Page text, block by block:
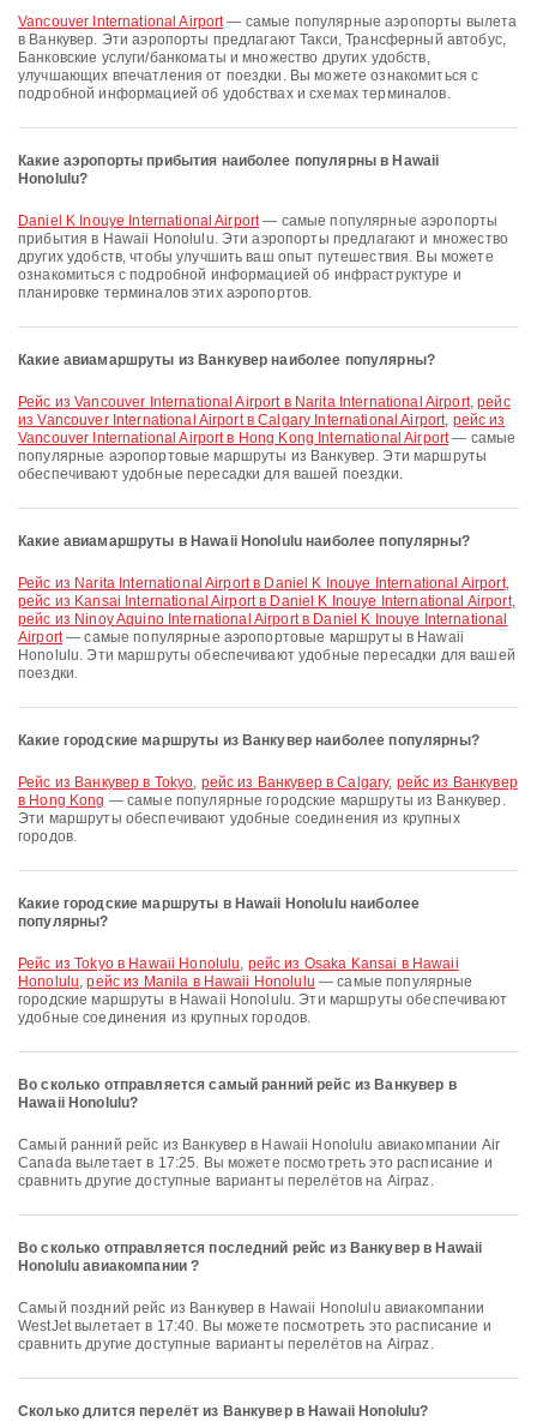
Vancouver International Airport— самые популярные аэропорты вылета
в Ванкувер. Эти аэропорты предлагают Такси, Трансферный автобус,
Банковские услуги/банкоматы и множество других удобств,
улучшающих впечатления от поездки. Вы можете ознакомиться с
подробной информацией об удобствах и схемах терминалов.
Какие аэропорты прибытия наиболее популярны в Hawaii
Honolulu?
Daniel K Inouye International Airport— самые популярные аэропорты
прибытия в Hawaii Honolulu. Эти аэропорты предлагают и множество
других удобств, чтобы улучшить ваш опыт путешествия. Вы можете
ознакомиться с подробной информацией об инфраструктуре и
планировке терминалов этих аэропортов.
Какие авиамаршруты из Ванкувер наиболее популярны?
рейс из Vancouver International Airport в Narita International Airport,рейс
из Vancouver International Airport в Calgary International Airport, рейс из
Vancouver International Airport в Hong Kong International Airport— самые
популярные аэропортовые маршруты из Ванкувер. Эти маршруты
обеспечивают удобные пересадки для вашей поездки.
Какие авиамаршруты в Hawaii Honolulu наиболее популярны?
рейс из Narita International Airport в Daniel K Inouye International Airport,
рейс из Kansai International Airport в Daniel K Inouye International Airport,
рейс из Ninoy Aquino International Airport в Daniel K Inouye International
Airport— самые популярные аэропортовые маршруты в Hawaii
Honolulu. Эти маршруты обеспечивают удобные пересадки для вашей
поездки.
Какие городские маршруты из Ванкувер наиболее популярны?
рейс из Ванкувер в Tokyo, рейс из Ванкувер в Calgary, рейс из Ванкувер
в Hong Kong — самые популярные городские маршруты из Ванкувер.
Эти маршруты обеспечивают удобные соединения из крупных
городов.
Какие городские маршруты в Hawaii Honolulu наиболее
популярны?
рейс из Tokyo в Hawaii Honolulu, рейс из Osaka Kansai в Hawaii
Honolulu,рейс из Manila в Hawaii Honolulu — самые популярные
городские маршруты в Hawaii Honolulu. Эти маршруты обеспечивают
удобные соединения из крупных городов.
Во сколько отправляется самый ранний рейс из Ванкувер в
Hawaii Honolulu?
Самый ранний рейс из Ванкувер в Hawaii Honolulu авиакомпании Air
Canada вылетает в 17:25. Вы можете посмотреть это расписание и
сравнить другие доступные варианты перелётов на Airpaz.
Во сколько отправляется последний рейс из Ванкувер в Hawaii
Honolulu авиакомпании ?
Самый поздний рейс из Ванкувер в Hawaii Honolulu авиакомпании
WestJet вылетает в 17:40. Вы можете посмотреть это расписание и
сравнить другие доступные варианты перелётов на Airpaz.
Сколько длится перелёт из Ванкувер в Hawaii Honolulu?